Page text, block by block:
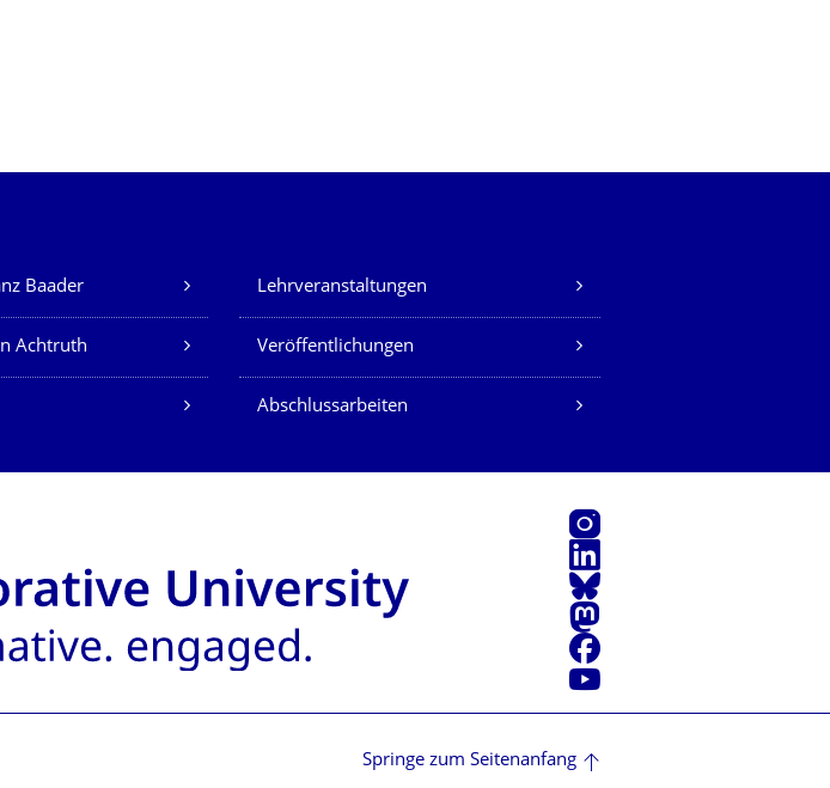
Baader Lehrveranstaltungen
Achtruth Veröffentlichungen
Abschlussarbeiten
Instagram
LinkedIn
Bluesky
Mastodon
Facebook
Youtube
Springe zum Seitenanfang